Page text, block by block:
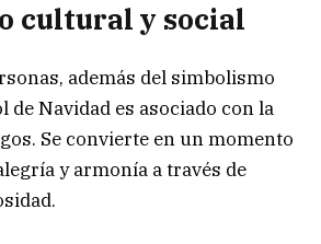
cultural y social
además del simbolismo
de Navidad es asociado con la
Se convierte en un momento
y armonía a través de